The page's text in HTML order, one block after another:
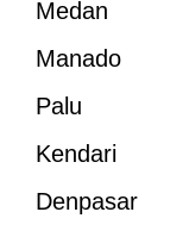
Medan
Manado
Palu
Kendari
Denpasar